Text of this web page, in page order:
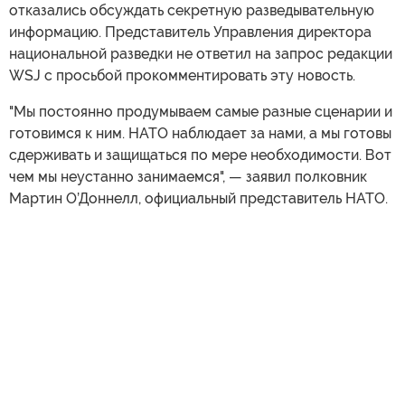
отказались обсуждать секретную разведывательную
информацию. Представитель Управления директора
национальной разведки не ответил на запрос редакции
WSJ с просьбой прокомментировать эту новость.
"Мы постоянно продумываем самые разные сценарии и
готовимся к ним. НАТО наблюдает за нами, а мы готовы
сдерживать и защищаться по мере необходимости. Вот
чем мы неустанно занимаемся", — заявил полковник
Мартин О’Доннелл, официальный представитель НАТО.